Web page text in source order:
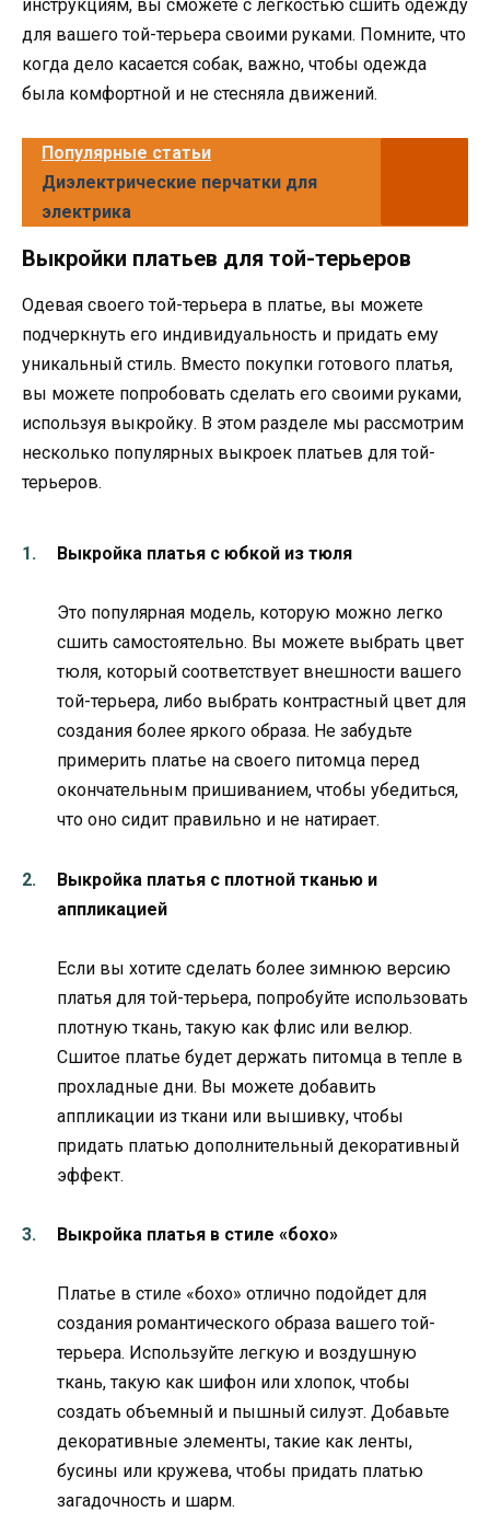
инструкциям, вы сможете с легкостью сшить одежду
для вашего той-терьера своими руками. Помните, что
когда дело касается собак, важно, чтобы одежда
была комфортной и не стесняла движений.
Популярные статьи
Диэлектрические перчатки для
электрика
Выкройки платьев для той-терьеров
Одевая своего той-терьера в платье, вы можете
подчеркнуть его индивидуальность и придать ему
уникальный стиль. Вместо покупки готового платья,
вы можете попробовать сделать его своими руками,
используя выкройку. В этом разделе мы рассмотрим
несколько популярных выкроек платьев для той-
терьеров.
Выкройка платья с юбкой из тюля
Это популярная модель, которую можно легко
сшить самостоятельно. Вы можете выбрать цвет
тюля, который соответствует внешности вашего
той-терьера, либо выбрать контрастный цвет для
создания более яркого образа. Не забудьте
примерить платье на своего питомца перед
окончательным пришиванием, чтобы убедиться,
что оно сидит правильно и не натирает.
Выкройка платья с плотной тканью и
аппликацией
Если вы хотите сделать более зимнюю версию
платья для той-терьера, попробуйте использовать
плотную ткань, такую как флис или велюр.
Сшитое платье будет держать питомца в тепле в
прохладные дни. Вы можете добавить
аппликации из ткани или вышивку, чтобы
придать платью дополнительный декоративный
эффект.
Выкройка платья в стиле «бохо»
Платье в стиле «бохо» отлично подойдет для
создания романтического образа вашего той-
терьера. Используйте легкую и воздушную
ткань, такую как шифон или хлопок, чтобы
создать объемный и пышный силуэт. Добавьте
декоративные элементы, такие как ленты,
бусины или кружева, чтобы придать платью
загадочность и шарм.